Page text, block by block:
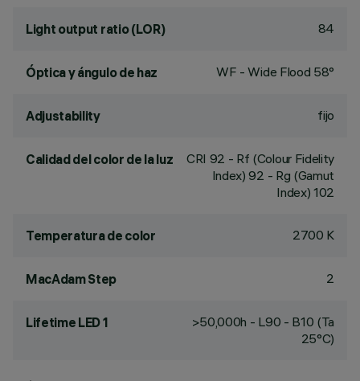
Light output ratio (LOR) 84
Óptica y ángulo de haz WF - Wide Flood 58°
Adjustability fijo
Calidad del color de la luz CRI 92 - Rf (Colour Fidelity
Index) 92 - Rg (Gamut
Index) 102
Temperatura de color 2700 K
MacAdam Step 2
Lifetime LED 1
>50,000h - L90 - B10 (Ta
25°C)